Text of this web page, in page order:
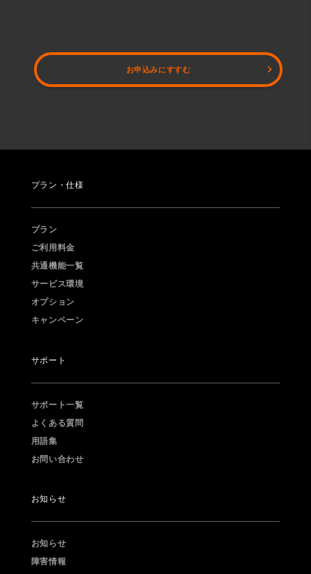
お申込みにすすむ
プラン・仕様
プラン
ご利用料金
共通機能一覧
サービス環境
オプション
キャンペーン
サポート
サポート一覧
よくある質問
用語集
お問い合わせ
お知らせ
お知らせ
障害情報